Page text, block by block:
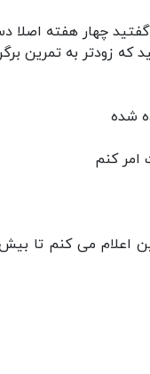
چهار هفته اصلا
زودتر به تمرین
شده
امر کنم
اعلام می کنم تا